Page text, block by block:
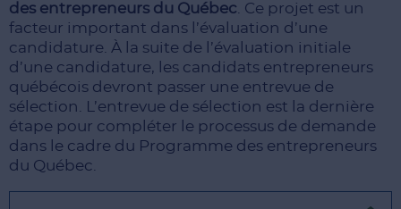
des entrepreneurs du Québec . Ce projet est un
facteur important dans l’évaluation d’une
candidature. À la suite de l’évaluation initiale
d’une candidature, les candidats entrepreneurs
québécois devront passer une entrevue de
sélection. L’entrevue de sélection est la dernière
étape pour compléter le processus de demande
dans le cadre du Programme des entrepreneurs
du Québec.